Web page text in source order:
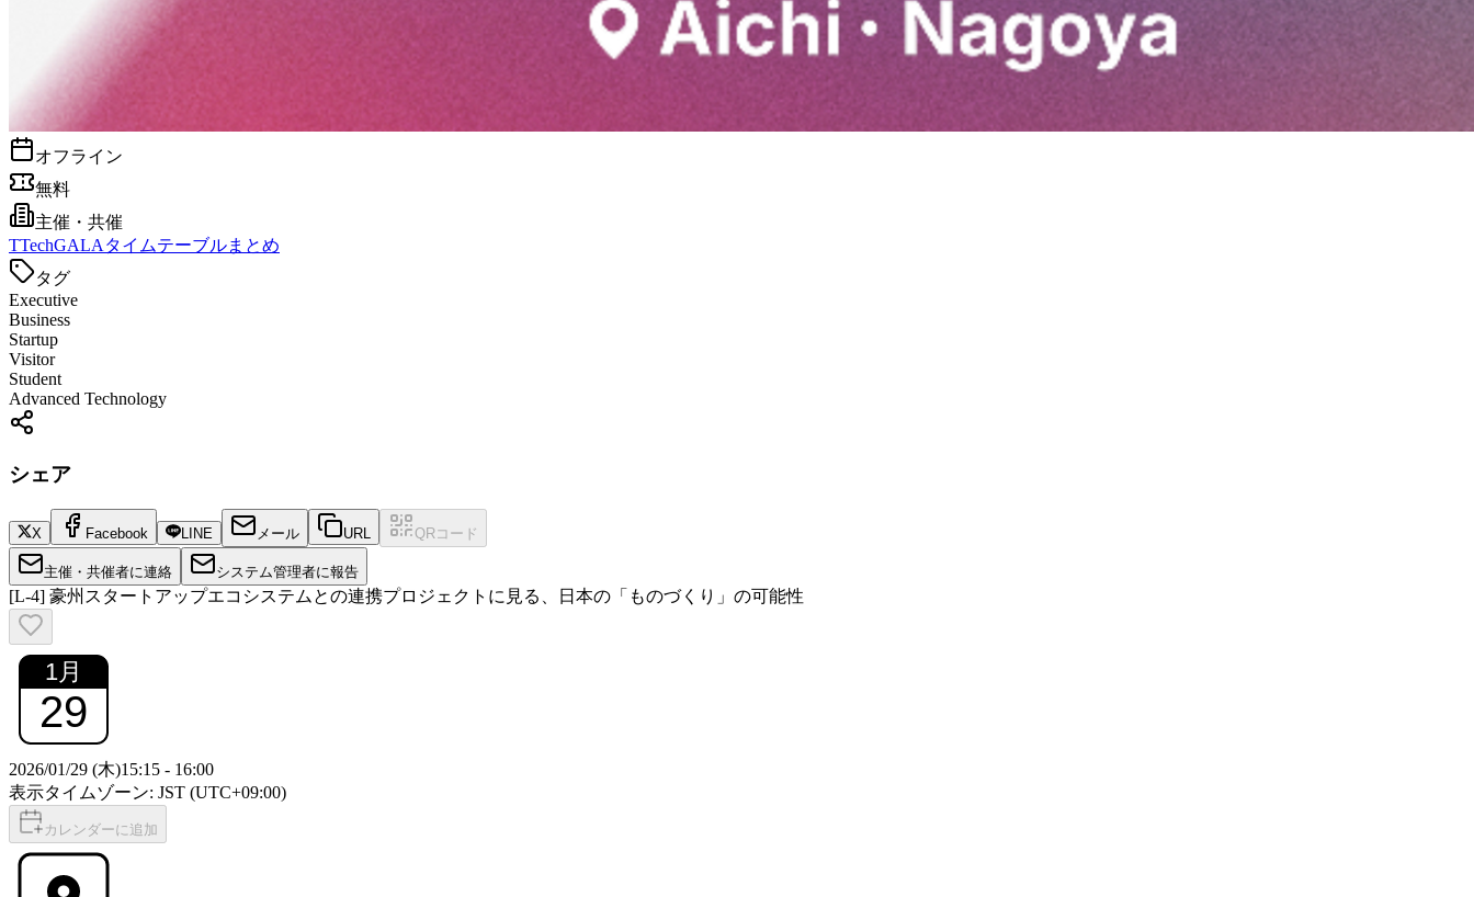
オフライン
無料
主催・共催
TTechGALAタイムテーブルまとめ
タグ
Executive
Business
Startup
Visitor
Student
Advanced Technology
シェア
X Facebook LINE メール URL QRコード
主催・共催者に連絡 システム管理者に報告
[L-4] 豪州スタートアップエコシステムとの連携プロジェクトに見る、日本の「ものづくり」の可能性
1月
29
2026/01/29 (木)15:15 - 16:00
表示タイムゾーン: JST (UTC+09:00)
カレンダーに追加